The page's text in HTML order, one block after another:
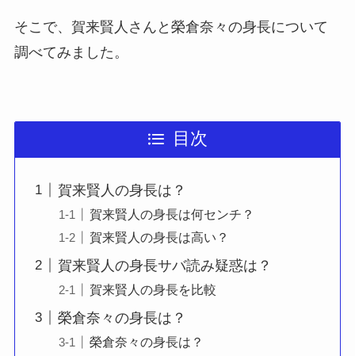
そこで、賀来賢人さんと榮倉奈々の身長について
調べてみました。
目次
賀来賢人の身長は？
賀来賢人の身長は何センチ？
賀来賢人の身長は高い？
賀来賢人の身長サバ読み疑惑は？
賀来賢人の身長を比較
榮倉奈々の身長は？
榮倉奈々の身長は？